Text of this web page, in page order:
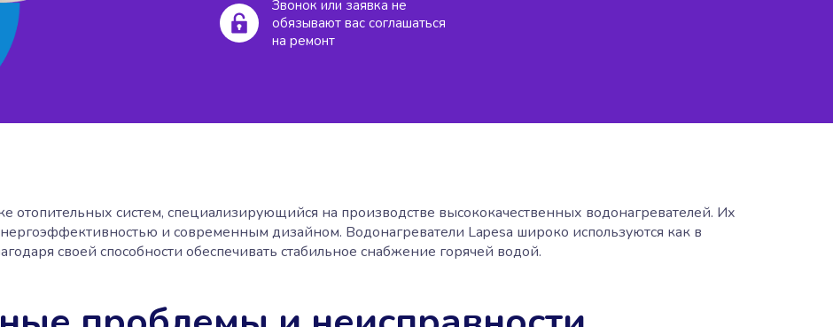
Звонок или заявка не
обязывают вас соглашаться
на ремонт
систем, специализирующийся на производстве высококачественных водонагревателей. Их
и современным дизайном. Водонагреватели Lapesa широко используются как в
своей способности обеспечивать стабильное снабжение горячей водой.